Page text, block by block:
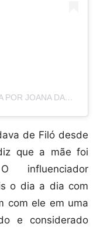
UMA PUBLICAÇÃO COMPARTILHADA POR JOANA DARC 🐞 (@JOANADARCAM)
de Filó desde
que a mãe foi
influenciador
o dia a dia com
com ele em uma
e considerado